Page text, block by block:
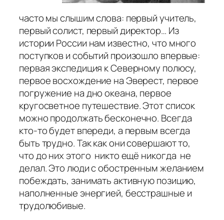
часто мы слышим слова: первый учитель,
первый солист, первый директор… Из
истории России нам известно, что много
поступков и событий произошло впервые:
первая экспедиция к Северному полюсу,
первое восхождение на Эверест, первое
погружение на дно океана, первое
кругосветное путешествие. Этот список
можно продолжать бесконечно. Всегда
кто-то будет впереди, а первым всегда
быть трудно. Так как они совершают то,
что до них этого никто ещё никогда не
делал. Это люди с обостренным желанием
побеждать, занимать активную позицию,
наполненные энергией, бесстрашные и
трудолюбивые.